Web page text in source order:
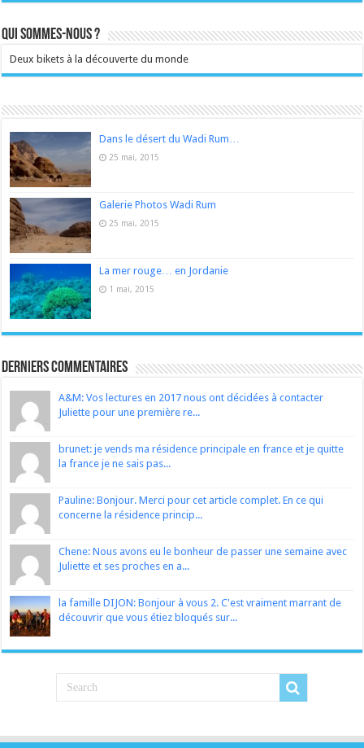
Qui sommes-nous ?
Deux bikets à la découverte du monde
Dans le désert du Wadi Rum…
25 mai, 2015
Galerie Photos Wadi Rum
25 mai, 2015
La mer rouge… en Jordanie
1 mai, 2015
Derniers Commentaires
A&M: Vos lectures en 2017 nous ont décidées à contacter
Juliette pour une première re...
brunet: je vends ma résidence principale en france et je quitte
la france je ne sais pas...
Pauline: Bonjour. Merci pour cet article complet. En ce qui
concerne la résidence princip...
Chene: Nous avons eu le bonheur de passer une semaine avec
Juliette et ses proches en a...
la famille DIJON: Bonjour à vous 2. C'est vraiment marrant de
découvrir que vous étiez bloqués sur...